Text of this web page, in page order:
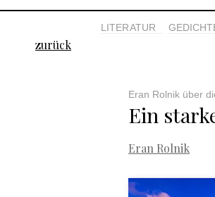
LITERATUR
zurück
Eran Rolnik über
Ein
Eran Rolnik